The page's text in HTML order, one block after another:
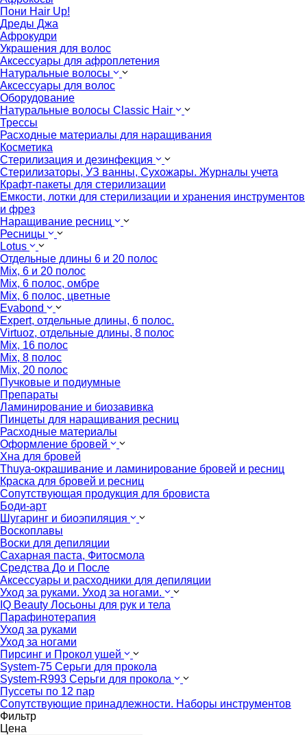
Пони Hair Up!
Дреды Джа
Афрокудри
Украшения для волос
Аксессуары для афроплетения
Натуральные волосы
Аксессуары для волос
Оборудование
Натуральные волосы Classic Hair
Трессы
Расходные материалы для наращивания
Косметика
Стерилизация и дезинфекция
Стерилизаторы, УЗ ванны, Сухожары. Журналы учета
Крафт-пакеты для стерилизации
Емкости, лотки для стерилизации и хранения инструментов
и фрез
Наращивание ресниц
Ресницы
Lotus
Отдельные длины 6 и 20 полос
Mix, 6 и 20 полос
Mix, 6 полос, омбре
Mix, 6 полос, цветные
Evabond
Expert, отдельные длины, 6 полос.
Virtuoz, отдельные длины, 8 полос
Mix, 16 полос
Mix, 8 полос
Mix, 20 полос
Пучковые и подиумные
Препараты
Ламинирование и биозавивка
Пинцеты для наращивания ресниц
Расходные материалы
Оформление бровей
Хна для бровей
Thuya-окрашивание и ламинирование бровей и ресниц
Краска для бровей и ресниц
Сопутствующая продукция для бровиста
Боди-арт
Шугаринг и биоэпиляция
Воскоплавы
Воски для депиляции
Сахарная паста, Фитосмола
Средства До и После
Аксессуары и расходники для депиляции
Уход за руками. Уход за ногами.
IQ Beauty Лосьоны для рук и тела
Парафинотерапия
Уход за руками
Уход за ногами
Пирсинг и Прокол ушей
System-75 Серьги для прокола
System-R993 Серьги для прокола
Пуссеты по 12 пар
Cопутствующие принадлежности. Наборы инструментов
Фильтр
Цена